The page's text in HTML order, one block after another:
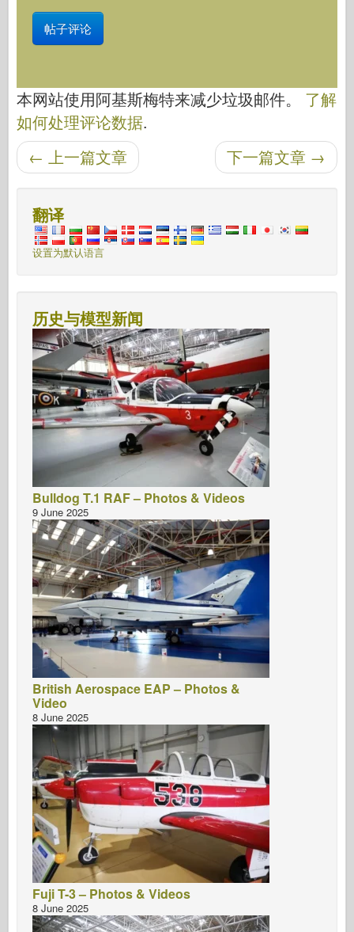
本网站使用阿基斯梅特来减少垃圾邮件。 了解
如何处理评论数据.
后导航 下一篇文章 →
← 上一篇文章
翻译
设置为默认语言
历史与模型新闻
Bulldog T.1 RAF – Photos & Videos
9 June 2025
British Aerospace EAP – Photos &
Video
8 June 2025
Fuji T-3 – Photos & Videos
8 June 2025